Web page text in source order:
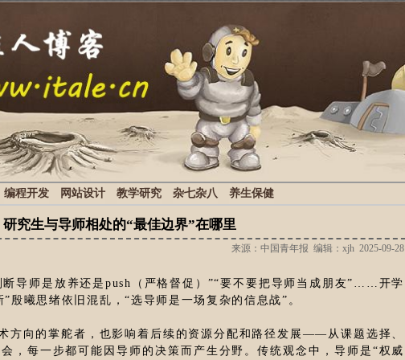
编程开发 网站设计 教学研究 杂七杂八 养生保健
研究生与导师相处的“最佳边界”在哪里
来源：中国青年报 编辑：xjh 2025-09-28
断导师是放养还是push（严格督促）”“要不要把导师当成朋友”……开学
殷曦思绪依旧混乱，“选导师是一场复杂的信息战”。
方向的掌舵者，也影响着后续的资源分配和路径发展——从课题选择、
，每一步都可能因导师的决策而产生分野。传统观念中，导师是“权威